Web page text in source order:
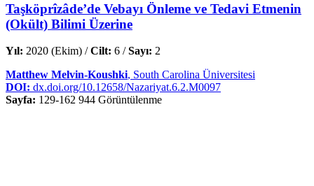
Taşköprîzâde’de Vebayı Önleme ve Tedavi Etmenin
(Okült) Bilimi Üzerine
Yıl: 2020 (Ekim) /Cilt: 6 /Sayı: 2
Matthew Melvin-Koushki, South Carolina Üniversitesi
DOI: dx.doi.org/10.12658/Nazariyat.6.2.M0097
Sayfa: 129-162 944 Görüntülenme